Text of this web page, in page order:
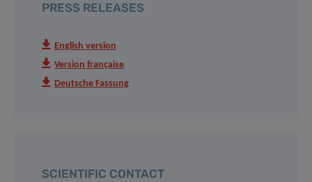
PRESS RELEASES
English version
Version française
Deutsche Fassung
SCIENTIFIC CONTACT